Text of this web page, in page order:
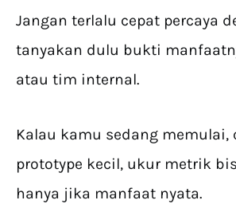
Jangan terlalu cepat percaya
tanyakan dulu bukti
atau tim internal.
Kalau kamu sedang memulai,
prototype kecil, ukur metrik
hanya jika manfaat nyata.